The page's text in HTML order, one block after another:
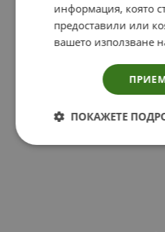
информация, която
предоставили или
вашето използване
ПОКАЖЕТЕ